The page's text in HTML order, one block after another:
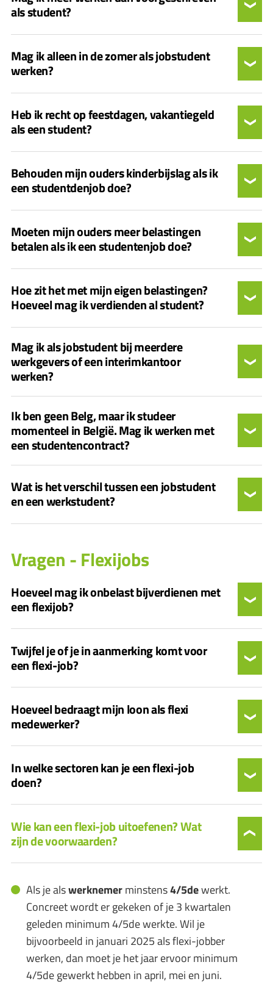
als student?
Mag ik alleen in de zomer als jobstudent
werken?
Heb ik recht op feestdagen, vakantiegeld
als een student?
Behouden mijn ouders kinderbijslag als ik
een studentdenjob doe?
Moeten mijn ouders meer belastingen
betalen als ik een studentenjob doe?
Hoe zit het met mijn eigen belastingen?
Hoeveel mag ik verdienden al student?
Mag ik als jobstudent bij meerdere
werkgevers of een interimkantoor
werken?
Ik ben geen Belg, maar ik studeer
momenteel in België. Mag ik werken met
een studentencontract?
Wat is het verschil tussen een jobstudent
en een werkstudent?
Vragen - Flexijobs
Hoeveel mag ik onbelast bijverdienen met
een flexijob?
Twijfel je of je in aanmerking komt voor
een flexi-job?
Hoeveel bedraagt mijn loon als flexi
medewerker?
In welke sectoren kan je een flexi-job
doen?
Wie kan een flexi-job uitoefenen? Wat
zijn de voorwaarden?
Als je alswerknemerminstens4/5dewerkt.
Concreet wordt er gekeken of je 3 kwartalen
geleden minimum 4/5de werkte. Wil je
bijvoorbeeld in januari 2025 als flexi-jobber
werken, dan moet je het jaar ervoor minimum
4/5de gewerkt hebben in april, mei en juni.